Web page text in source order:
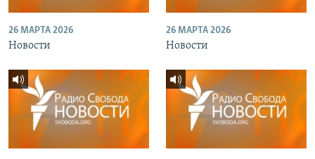
26 МАРТА 2026
Новости
26 МАРТА 2026
Новости